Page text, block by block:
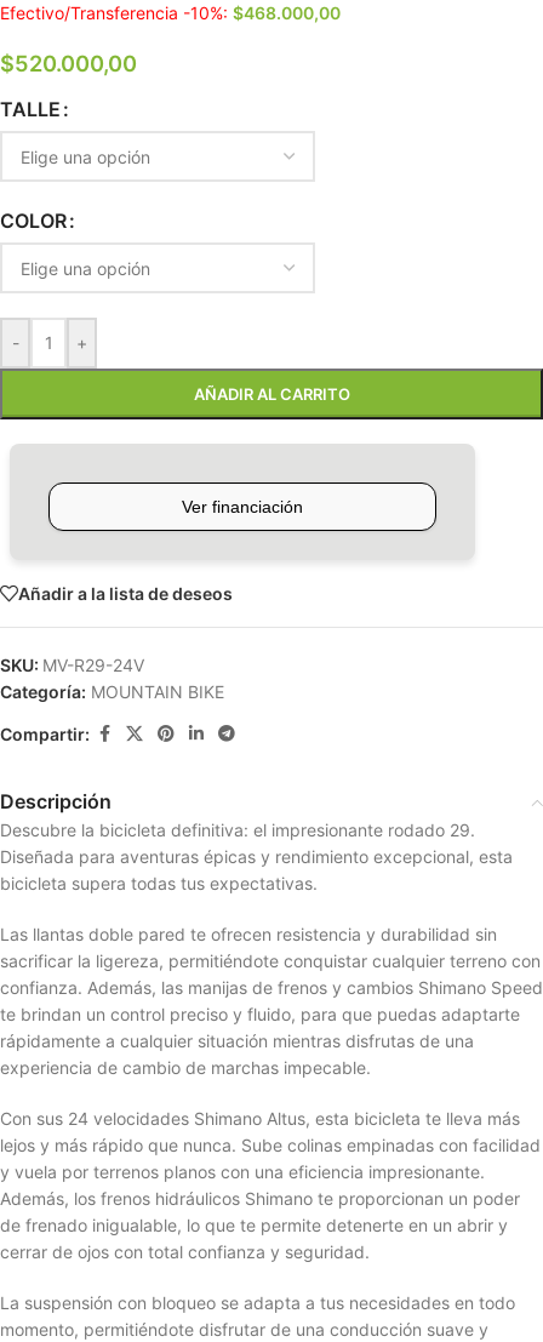
Efectivo/Transferencia -10%: $468.000,00
$520.000,00
TALLE
COLOR
- +
AÑADIR AL CARRITO
Añadir a la lista de deseos
SKU: MV-R29-24V
Categoría: MOUNTAIN BIKE
Compartir:
Descripción
Descubre la bicicleta definitiva: el impresionante rodado 29.
Diseñada para aventuras épicas y rendimiento excepcional, esta
bicicleta supera todas tus expectativas.
Las llantas doble pared te ofrecen resistencia y durabilidad sin
sacrificar la ligereza, permitiéndote conquistar cualquier terreno con
confianza. Además, las manijas de frenos y cambios Shimano Speed
te brindan un control preciso y fluido, para que puedas adaptarte
rápidamente a cualquier situación mientras disfrutas de una
experiencia de cambio de marchas impecable.
Con sus 24 velocidades Shimano Altus, esta bicicleta te lleva más
lejos y más rápido que nunca. Sube colinas empinadas con facilidad
y vuela por terrenos planos con una eficiencia impresionante.
Además, los frenos hidráulicos Shimano te proporcionan un poder
de frenado inigualable, lo que te permite detenerte en un abrir y
cerrar de ojos con total confianza y seguridad.
La suspensión con bloqueo se adapta a tus necesidades en todo
momento, permitiéndote disfrutar de una conducción suave y